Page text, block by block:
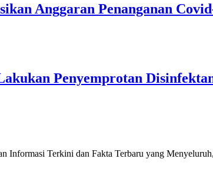
Anggaran Penanganan
Penyemprotan
Informasi Terkini dan Fakta Terbaru yang